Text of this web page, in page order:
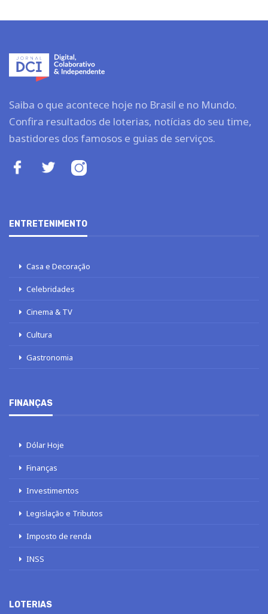
Saiba o que acontece hoje no Brasil e no Mundo.
Confira resultados de loterias, notícias do seu time,
bastidores dos famosos e guias de serviços.
ENTRETENIMENTO
Casa e Decoração
Celebridades
Cinema & TV
Cultura
Gastronomia
FINANÇAS
Dólar Hoje
Finanças
Investimentos
Legislação e Tributos
Imposto de renda
INSS
LOTERIAS